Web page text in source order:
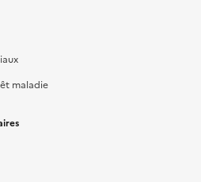
maladie